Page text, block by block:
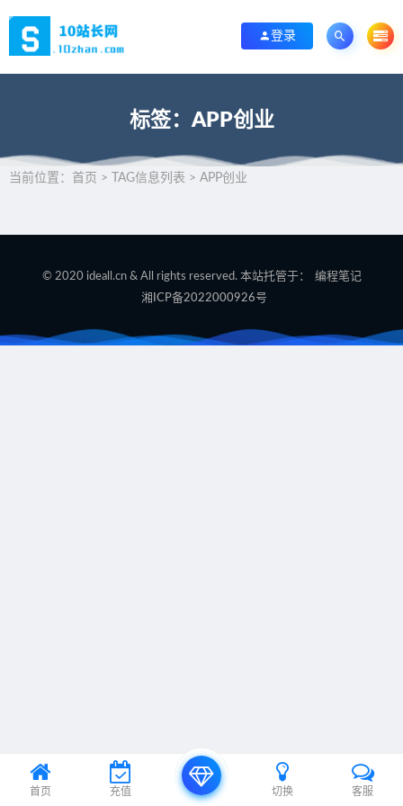
登录
标签：APP创业
当前位置： 首页 > TAG信息列表 > APP创业
© 2020 ideall.cn & All rights reserved. 本站托管于：
编程笔记
湘ICP备2022000926号
首页 充值 切换 客服